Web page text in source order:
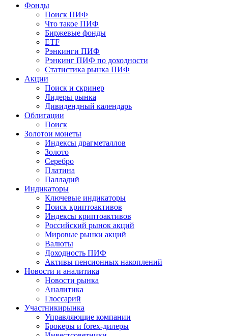
Фонды
Поиск ПИФ
Что такое ПИФ
Биржевые фонды
ETF
Рэнкинги ПИФ
Рэнкинг ПИФ по доходности
Статистика рынка ПИФ
Акции
Поиск и скринер
Лидеры рынка
Дивидендный календарь
Облигации
Поиск
Золотои монеты
Индексы драгметаллов
Золото
Серебро
Платина
Палладий
Индикаторы
Ключевые индикаторы
Поиск криптоактивов
Индексы криптоактивов
Российский рынок акций
Мировые рынки акций
Валюты
Доходность ПИФ
Активы пенсионных накоплений
Новости и аналитика
Новости рынка
Аналитика
Глоссарий
Участникирынка
Управляющие компании
Брокеры и forex-дилеры